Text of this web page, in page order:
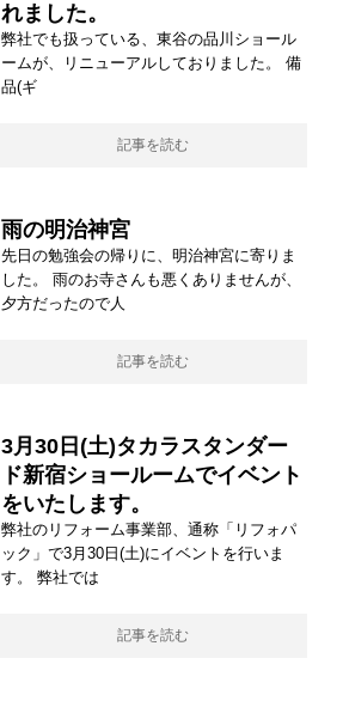
れました。
弊社でも扱っている、東谷の品川ショール
ームが、リニューアルしておりました。 備
品(ギ
記事を読む
雨の明治神宮
先日の勉強会の帰りに、明治神宮に寄りま
した。 雨のお寺さんも悪くありませんが、
夕方だったので人
記事を読む
3月30日(土)タカラスタンダー
ド新宿ショールームでイベント
をいたします。
弊社のリフォーム事業部、通称「リフォパ
ック」で3月30日(土)にイベントを行いま
す。 弊社では
記事を読む